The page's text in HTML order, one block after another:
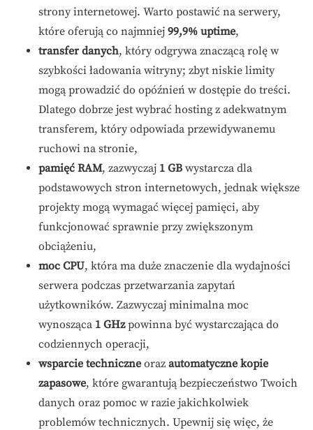
strony internetowej. Warto postawić na serwery,
które oferują co najmniej 99,9% uptime,
transfer danych, który odgrywa znaczącą rolę w
szybkości ładowania witryny; zbyt niskie limity
mogą prowadzić do opóźnień w dostępie do treści.
Dlatego dobrze jest wybrać hosting z adekwatnym
transferem, który odpowiada przewidywanemu
ruchowi na stronie,
pamięć RAM, zazwyczaj 1 GB wystarcza dla
podstawowych stron internetowych, jednak większe
projekty mogą wymagać więcej pamięci, aby
funkcjonować sprawnie przy zwiększonym
obciążeniu,
moc CPU, która ma duże znaczenie dla wydajności
serwera podczas przetwarzania zapytań
użytkowników. Zazwyczaj minimalna moc
wynosząca 1 GHzpowinna być wystarczająca do
codziennych operacji,
wsparcie techniczne oraz automatyczne kopie
zapasowe, które gwarantują bezpieczeństwo Twoich
danych oraz pomoc w razie jakichkolwiek
problemów technicznych. Upewnij się więc, że